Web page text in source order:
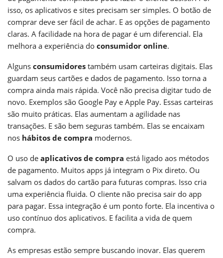
isso, os aplicativos e sites precisam ser simples. O botão de
comprar deve ser fácil de achar. E as opções de pagamento
claras. A facilidade na hora de pagar é um diferencial. Ela
melhora a experiência do consumidor online.
Alguns consumidores também usam carteiras digitais. Elas
guardam seus cartões e dados de pagamento. Isso torna a
compra ainda mais rápida. Você não precisa digitar tudo de
novo. Exemplos são Google Pay e Apple Pay. Essas carteiras
são muito práticas. Elas aumentam a agilidade nas
transações. E são bem seguras também. Elas se encaixam
nos hábitos de compra modernos.
O uso de aplicativos de compra está ligado aos métodos
de pagamento. Muitos apps já integram o Pix direto. Ou
salvam os dados do cartão para futuras compras. Isso cria
uma experiência fluida. O cliente não precisa sair do app
para pagar. Essa integração é um ponto forte. Ela incentiva o
uso contínuo dos aplicativos. E facilita a vida de quem
compra.
As empresas estão sempre buscando inovar. Elas querem